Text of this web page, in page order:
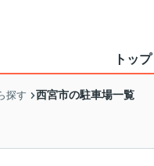
トップ
探す 西宮市の駐車場一覧